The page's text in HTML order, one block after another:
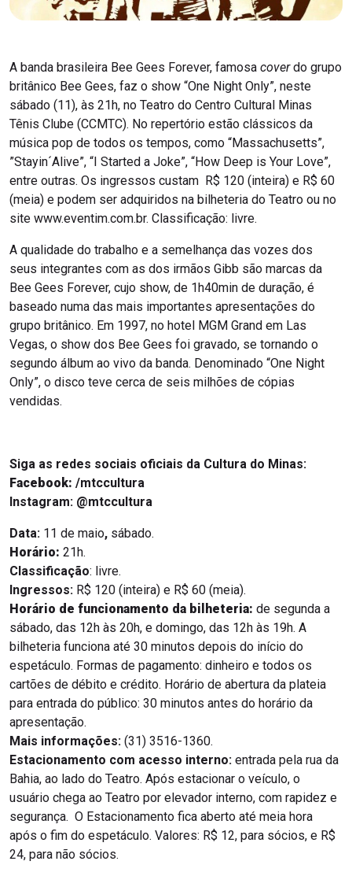
A banda brasileira Bee Gees Forever, famosa coverdo grupo
britânico Bee Gees, faz o show “One Night Only”, neste
sábado (11), às 21h, no Teatro do Centro Cultural Minas
Tênis Clube (CCMTC). No repertório estão clássicos da
música pop de todos os tempos, como “Massachusetts”,
”Stayin´Alive”, “I Started a Joke”, “How Deep is Your Love”,
entre outras. Os ingressos custam R$ 120 (inteira) e R$ 60
(meia) e podem ser adquiridos na bilheteria do Teatro ou no
site www.eventim.com.br. Classificação: livre.
A qualidade do trabalho e a semelhança das vozes dos
seus integrantes com as dos irmãos Gibb são marcas da
Bee Gees Forever, cujo show, de 1h40min de duração, é
baseado numa das mais importantes apresentações do
grupo britânico. Em 1997, no hotel MGM Grand em Las
Vegas, o show dos Bee Gees foi gravado, se tornando o
segundo álbum ao vivo da banda. Denominado “One Night
Only”, o disco teve cerca de seis milhões de cópias
vendidas.
Siga as redes sociais oficiais da Cultura do Minas:
Facebook: /mtccultura
Instagram: @mtccultura
Data: 11 de maio, sábado.
Horário: 21h.
Classificação: livre.
Ingressos: R$ 120 (inteira) e R$ 60 (meia).
Horário de funcionamento da bilheteria: de segunda a
sábado, das 12h às 20h, e domingo, das 12h às 19h. A
bilheteria funciona até 30 minutos depois do início do
espetáculo. Formas de pagamento: dinheiro e todos os
cartões de débito e crédito. Horário de abertura da plateia
para entrada do público: 30 minutos antes do horário da
apresentação.
Mais informações: (31) 3516-1360.
Estacionamento com acesso interno: entrada pela rua da
Bahia, ao lado do Teatro. Após estacionar o veículo, o
usuário chega ao Teatro por elevador interno, com rapidez e
segurança. O Estacionamento fica aberto até meia hora
após o fim do espetáculo. Valores: R$ 12, para sócios, e R$
24, para não sócios.